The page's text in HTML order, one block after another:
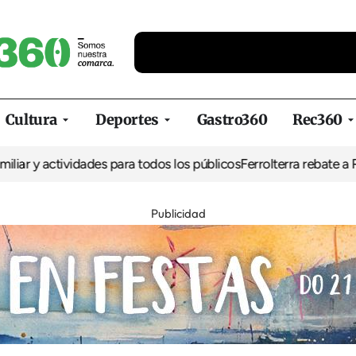
Cultura Deportes Gastro360 Rec360
actividades para todos los públicosFerrolterra rebate a Renfe
Publicidad